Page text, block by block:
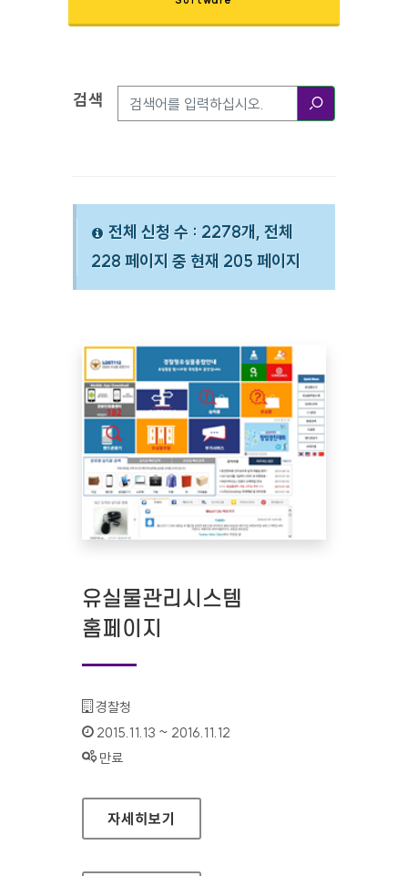
검색옵션
검색
전체 신청 수 : 2278개, 전체
228 페이지 중 현재 205 페이지
유실물관리시스템
홈페이지
기관명 :
경찰청
인증기간 :
2015.11.13 ~ 2016.11.12
상태 :
만료
유실물관리시스템 홈페이지
자세히보기